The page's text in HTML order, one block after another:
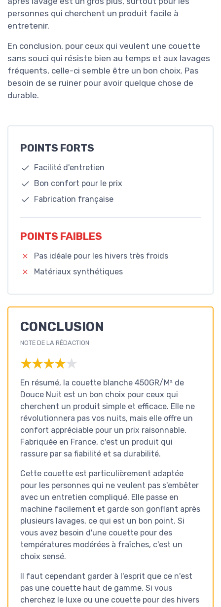
personnes qui cherchent un produit facile à
entretenir.
En conclusion, pour ceux qui veulent une couette
sans souci qui résiste bien au temps et aux lavages
fréquents, celle-ci semble être un bon choix. Pas
besoin de se ruiner pour avoir quelque chose de
durable.
POINTS FORTS
Facilité d'entretien
Bon confort pour le prix
Fabrication française
POINTS FAIBLES
Pas idéale pour les hivers très froids
Matériaux synthétiques
CONCLUSION
NOTE DE LA RÉDACTION
★★★★★
★★★★★
En résumé, la couette blanche 450GR/M² de
Douce Nuit est un bon choix pour ceux qui
cherchent un produit simple et efficace. Elle ne
révolutionnera pas vos nuits, mais elle offre un
confort appréciable pour un prix raisonnable.
Fabriquée en France, c'est un produit qui
rassure par sa fiabilité et sa durabilité.
Cette couette est particulièrement adaptée
pour les personnes qui ne veulent pas s'embêter
avec un entretien compliqué. Elle passe en
machine facilement et garde son gonflant après
plusieurs lavages, ce qui est un bon point. Si
vous avez besoin d'une couette pour des
températures modérées à fraîches, c'est un
choix sensé.
Il faut cependant garder à l'esprit que ce n'est
pas une couette haut de gamme. Si vous
cherchez le luxe ou une couette pour des hivers